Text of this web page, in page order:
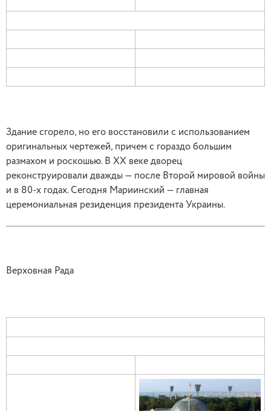
Здание сгорело, но его восстановили с использованием
оригинальных чертежей, причем с гораздо большим
размахом и роскошью. В ХХ веке дворец
реконструировали дважды — после Второй мировой войны
и в 80-х годах. Сегодня Мариинский — главная
церемониальная резиденция президента Украины.
Верховная Рада